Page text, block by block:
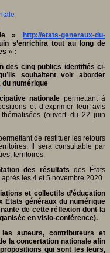
»
http://etats-generaux-du-
s’enrichira tout au long de
» :
des cinq publics identifiés ci-
souhaitent voir aborder
numérique
nationale permettant à
et d’exprimer leur avis
(ouvert du 22 juin
de restituer les retours
Il sera consultable par
territoires.
des résultats des États
les 4 et 5 novembre 2020.
et collectifs d’éducation
États généraux du numérique
de cette réflexion dont la
en visio-conférence).
auteurs, contributeurs et
la concertation nationale afin
qui sont les leurs,